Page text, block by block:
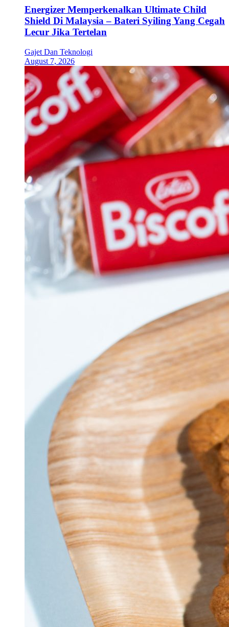
Energizer Memperkenalkan Ultimate Child
Shield Di Malaysia – Bateri Syiling Yang Cegah
Lecur Jika Tertelan
Gajet Dan Teknologi
August 7, 2026